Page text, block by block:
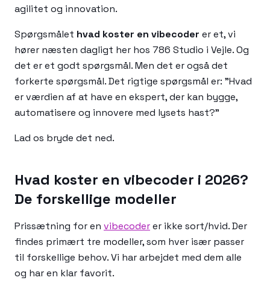
agilitet og innovation.
Spørgsmålet hvad koster en vibecoder er et, vi
hører næsten dagligt her hos 786 Studio i Vejle. Og
det er et godt spørgsmål. Men det er også det
forkerte spørgsmål. Det rigtige spørgsmål er: "Hvad
er værdien af at have en ekspert, der kan bygge,
automatisere og innovere med lysets hast?"
Lad os bryde det ned.
Hvad koster en vibecoder i 2026?
De forskellige modeller
Prissætning for en vibecoderer ikke sort/hvid. Der
findes primært tre modeller, som hver især passer
til forskellige behov. Vi har arbejdet med dem alle
og har en klar favorit.